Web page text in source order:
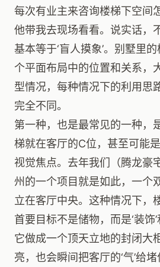
每次有业主来咨询楼梯下空间
他带我去现场看看。说实话，
基本等于‘盲人摸象’。别墅里
个平面布局中的位置和关系，
型情况，每种情况下的利用思
完全不同。
第一种，也是最常见的一种，
梯就在客厅的C位，甚至可能
视觉焦点。去年我们（腾龙豪
州的一个项目就是如此，一个
立在客厅中央。这种情况下，
首要目标不是储物，而是‘装饰’
它做成一个顶天立地的封闭大
亮，也会瞬间把客厅的‘气’给